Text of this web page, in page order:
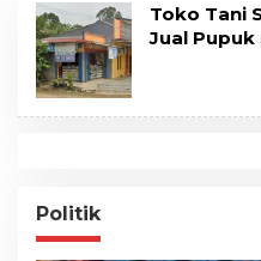
Toko Tani
Jual Pupuk
Politik